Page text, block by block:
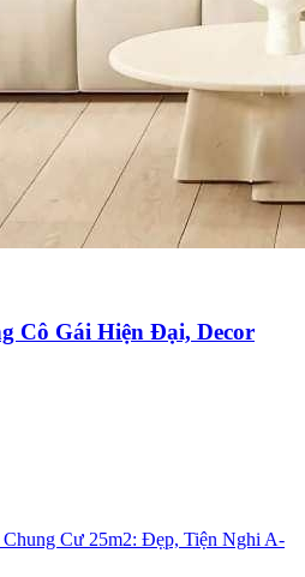
Cô Gái Hiện Đại, Decor